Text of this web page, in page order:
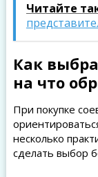
Читайте
Как
на что
При покупке
несколько
сделать выбор